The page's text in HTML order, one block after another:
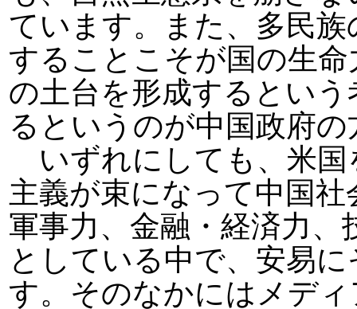
ています。また、多民
することこそが国の生
の土台を形成するとい
るというのが中国政府
いずれにしても、米国
主義が束になって中国
軍事力、金融・経済力
としている中で、安易
す。そのなかにはメデ